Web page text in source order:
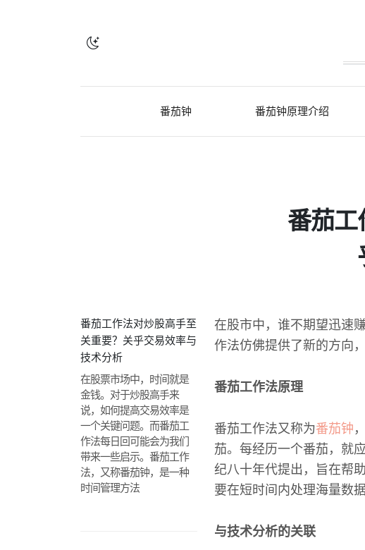
番茄钟 番茄钟原理介绍
番茄工
番茄工作法对炒股高手至
关重要？关乎交易效率与
技术分析
在股票市场中，时间就是
金钱。对于炒股高手来
说，如何提高交易效率是
一个关键问题。而番茄工
作法每日回可能会为我们
带来一些启示。番茄工作
法，又称番茄钟，是一种
时间管理方法
在股市中，谁不期望迅速
作法仿佛提供了新的方向
番茄工作法原理
番茄工作法又称为番茄钟
茄。每经历一个番茄，就
纪八十年代提出，旨在帮
要在短时间内处理海量数
与技术分析的关联